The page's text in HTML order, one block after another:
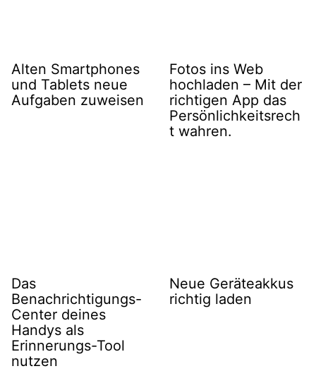
Alten Smartphones
und Tablets neue
Aufgaben zuweisen
Fotos ins Web
hochladen – Mit der
richtigen App das
Persönlichkeitsrech
t wahren.
Das
Benachrichtigungs-
Center deines
Handys als
Erinnerungs-Tool
nutzen
Neue Geräteakkus
richtig laden